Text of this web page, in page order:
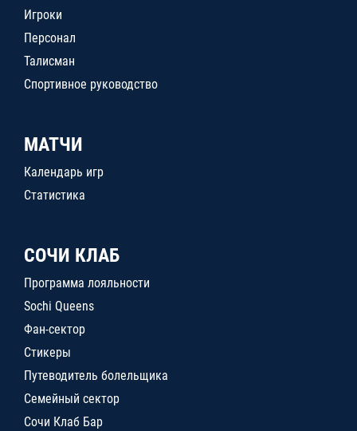
Игроки
Персонал
Талисман
Спортивное руководство
МАТЧИ
Календарь игр
Статистика
СОЧИ КЛАБ
Программа лояльности
Sochi Queens
Фан-сектор
Стикеры
Путеводитель болельщика
Семейный сектор
Сочи Клаб Бар